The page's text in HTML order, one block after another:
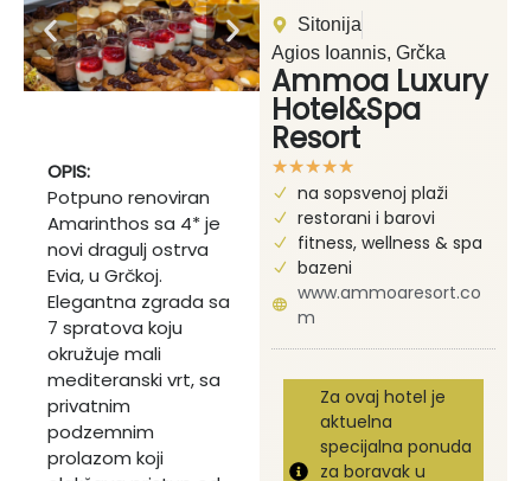
OPIS:
Potpuno renoviran
Amarinthos sa 4* je
novi dragulj ostrva
Evia, u Grčkoj.
Elegantna zgrada sa
7 spratova koju
okružuje mali
mediteranski vrt, sa
privatnim
podzemnim
prolazom koji
Sitonija
Agios Ioannis, Grčka
Ammoa Luxury
Hotel&Spa
Resort
☆☆☆☆☆
na sopsvenoj plaži
restorani i barovi
fitness, wellness & spa
bazeni
www.ammoaresort.co
m
Za ovaj hotel je
aktuelna
specijalna ponuda
za boravak u